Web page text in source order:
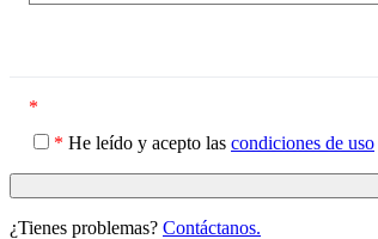
*
* He leído y acepto las condiciones de uso
¿Tienes problemas? Contáctanos.